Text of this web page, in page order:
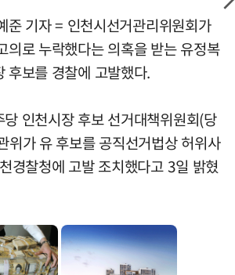
준 기자 = 인천시선거관리위원회가
의로 누락했다는 의혹을 받는 유정복
후보를 경찰에 고발했다.
인천시장 후보 선거대책위원회(당
위가 유 후보를 공직선거법상 허위사
경찰청에 고발 조치했다고 3일 밝혔